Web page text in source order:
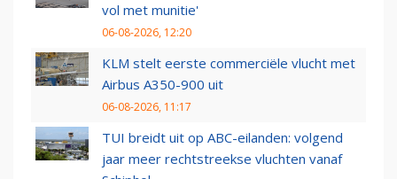
vol met munitie'
06-08-2026, 12:20
KLM stelt eerste commerciële vlucht met
Airbus A350-900 uit
06-08-2026, 11:17
TUI breidt uit op ABC-eilanden: volgend
jaar meer rechtstreekse vluchten vanaf